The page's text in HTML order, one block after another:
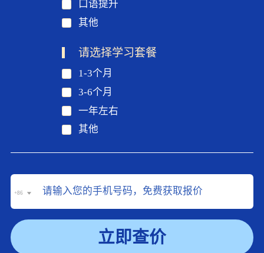
口语提升
其他
请选择学习套餐
1-3个月
3-6个月
一年左右
其他
+86
立即查价